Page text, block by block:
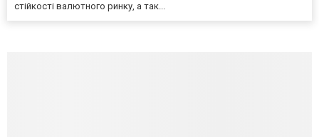
стійкості валютного ринку, а так...